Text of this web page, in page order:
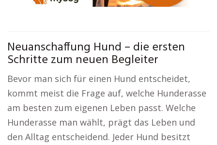
Neuanschaffung Hund – die ersten
Schritte zum neuen Begleiter
Bevor man sich für einen Hund entscheidet,
kommt meist die Frage auf, welche Hunderasse
am besten zum eigenen Leben passt. Welche
Hunderasse man wählt, prägt das Leben und
den Alltag entscheidend. Jeder Hund besitzt